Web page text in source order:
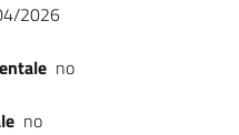
2026
no
no